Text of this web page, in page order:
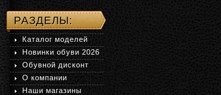
РАЗДЕЛЫ:
Каталог моделей
Новинки обуви 2026
Обувной дисконт
О компании
Наши магазины